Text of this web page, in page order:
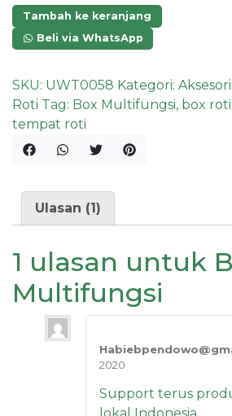
Tambah ke keranjang
Beli via WhatsApp
SKU: UWT0058 Kategori:
Roti Tag: Box Multifungsi, box roti
tempat roti
Ulasan (1)
1 ulasan untuk
Multifungsi
2020
Support terus
lokal Indonesia